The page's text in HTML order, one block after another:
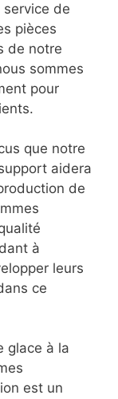
service de
pièces
de notre
sommes
pour
que notre
aidera
de
à
leurs
ce
glace à la
est un